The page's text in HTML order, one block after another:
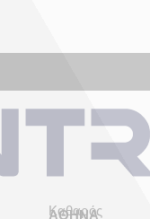
Καθαρός